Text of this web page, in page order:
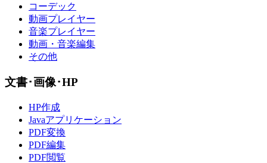
コーデック
動画プレイヤー
音楽プレイヤー
動画・音楽編集
その他
文書･画像･HP
HP作成
Javaアプリケーション
PDF変換
PDF編集
PDF閲覧